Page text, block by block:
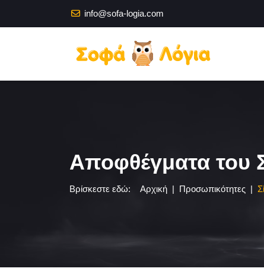
info@sofa-logia.com
Αποφθέγματα του
Βρίσκεστε εδώ: Αρχική Προσωπικότητες